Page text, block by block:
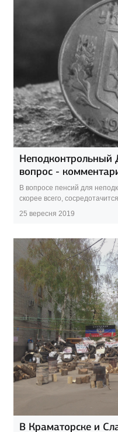
Неподконтрольный
вопрос -
В вопросе пенсий для
скорее всего,
25 вересня 2019
В Краматорске и